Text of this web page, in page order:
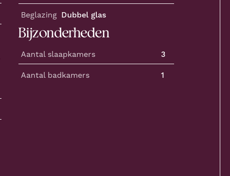
Beglazing Dubbel glas
Bijzonderheden
Aantal slaapkamers 3
Aantal badkamers 1